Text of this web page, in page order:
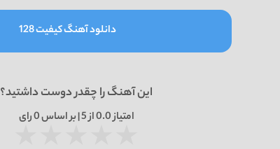
دانلود آهنگ کیفیت 128
این آهنگ را چقدر دوست داشتید؟
امتیاز0.0از 5 | بر اساس 0رای